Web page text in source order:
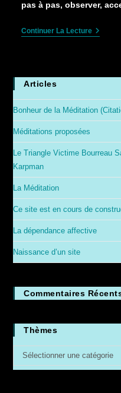
pas à pas, observer,
Continuer La Lecture
Articles
Bonheur de la Méditation
Méditations proposées
Le Triangle Victime Bourreau
Karpman
La Méditation
Ce site est en cours de
La dépendance affective
Naissance d’un site
Commentaires
Thèmes
Thèmes
Sélectionner une catégorie